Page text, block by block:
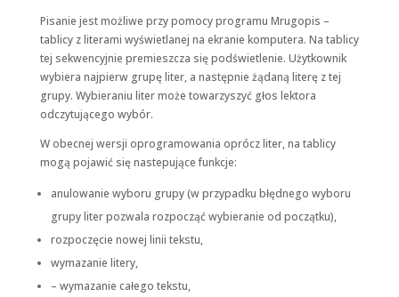
Pisanie jest możliwe przy pomocy programu Mrugopis –
tablicy z literami wyświetlanej na ekranie komputera. Na tablicy
tej sekwencyjnie premieszcza się podświetlenie. Użytkownik
wybiera najpierw grupę liter, a następnie żądaną literę z tej
grupy. Wybieraniu liter może towarzyszyć głos lektora
odczytującego wybór.
W obecnej wersji oprogramowania oprócz liter, na tablicy
mogą pojawić się nastepujące funkcje:
anulowanie wyboru grupy (w przypadku błędnego wyboru
grupy liter pozwala rozpocząć wybieranie od początku),
rozpoczęcie nowej linii tekstu,
wymazanie litery,
– wymazanie całego tekstu,